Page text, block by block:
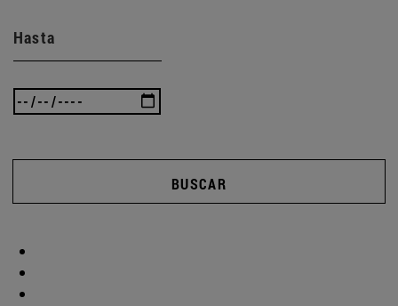
Hasta
BUSCAR